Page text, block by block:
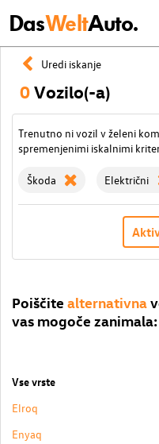
DasWeltAuto.
Uredi iskanje
0Vozilo(-a)
Trenutno ni vozil v želeni
spremenjenimi iskalnimi
Škoda Električni
Poiščite alternativna
vas mogoče zanimala:
Vse vrste
Elroq
Enyaq